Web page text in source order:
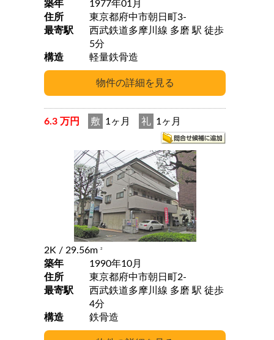
築年
1977年01月
住所
東京都府中市朝日町3-
最寄駅
西武鉄道多摩川線 多磨 駅 徒歩
5分
構造
軽量鉄骨造
6.3 万円 敷 1ヶ月 礼 1ヶ月
2K / 29.56m 2
築年
1990年10月
住所
東京都府中市朝日町2-
最寄駅
西武鉄道多摩川線 多磨 駅 徒歩
4分
構造
鉄骨造